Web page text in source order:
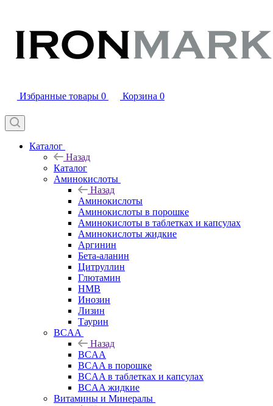
Избранные товары 0 Корзина 0
Каталог
Назад
Каталог
Аминокислоты
Назад
Аминокислоты
Аминокислоты в порошке
Аминокислоты в таблетках и капсулах
Аминокислоты жидкие
Аргинин
Бета-аланин
Цитруллин
Глютамин
HMB
Инозин
Лизин
Таурин
BCAA
Назад
BCAA
BCAA в порошке
BCAA в таблетках и капсулах
BCAA жидкие
Витамины и Минералы